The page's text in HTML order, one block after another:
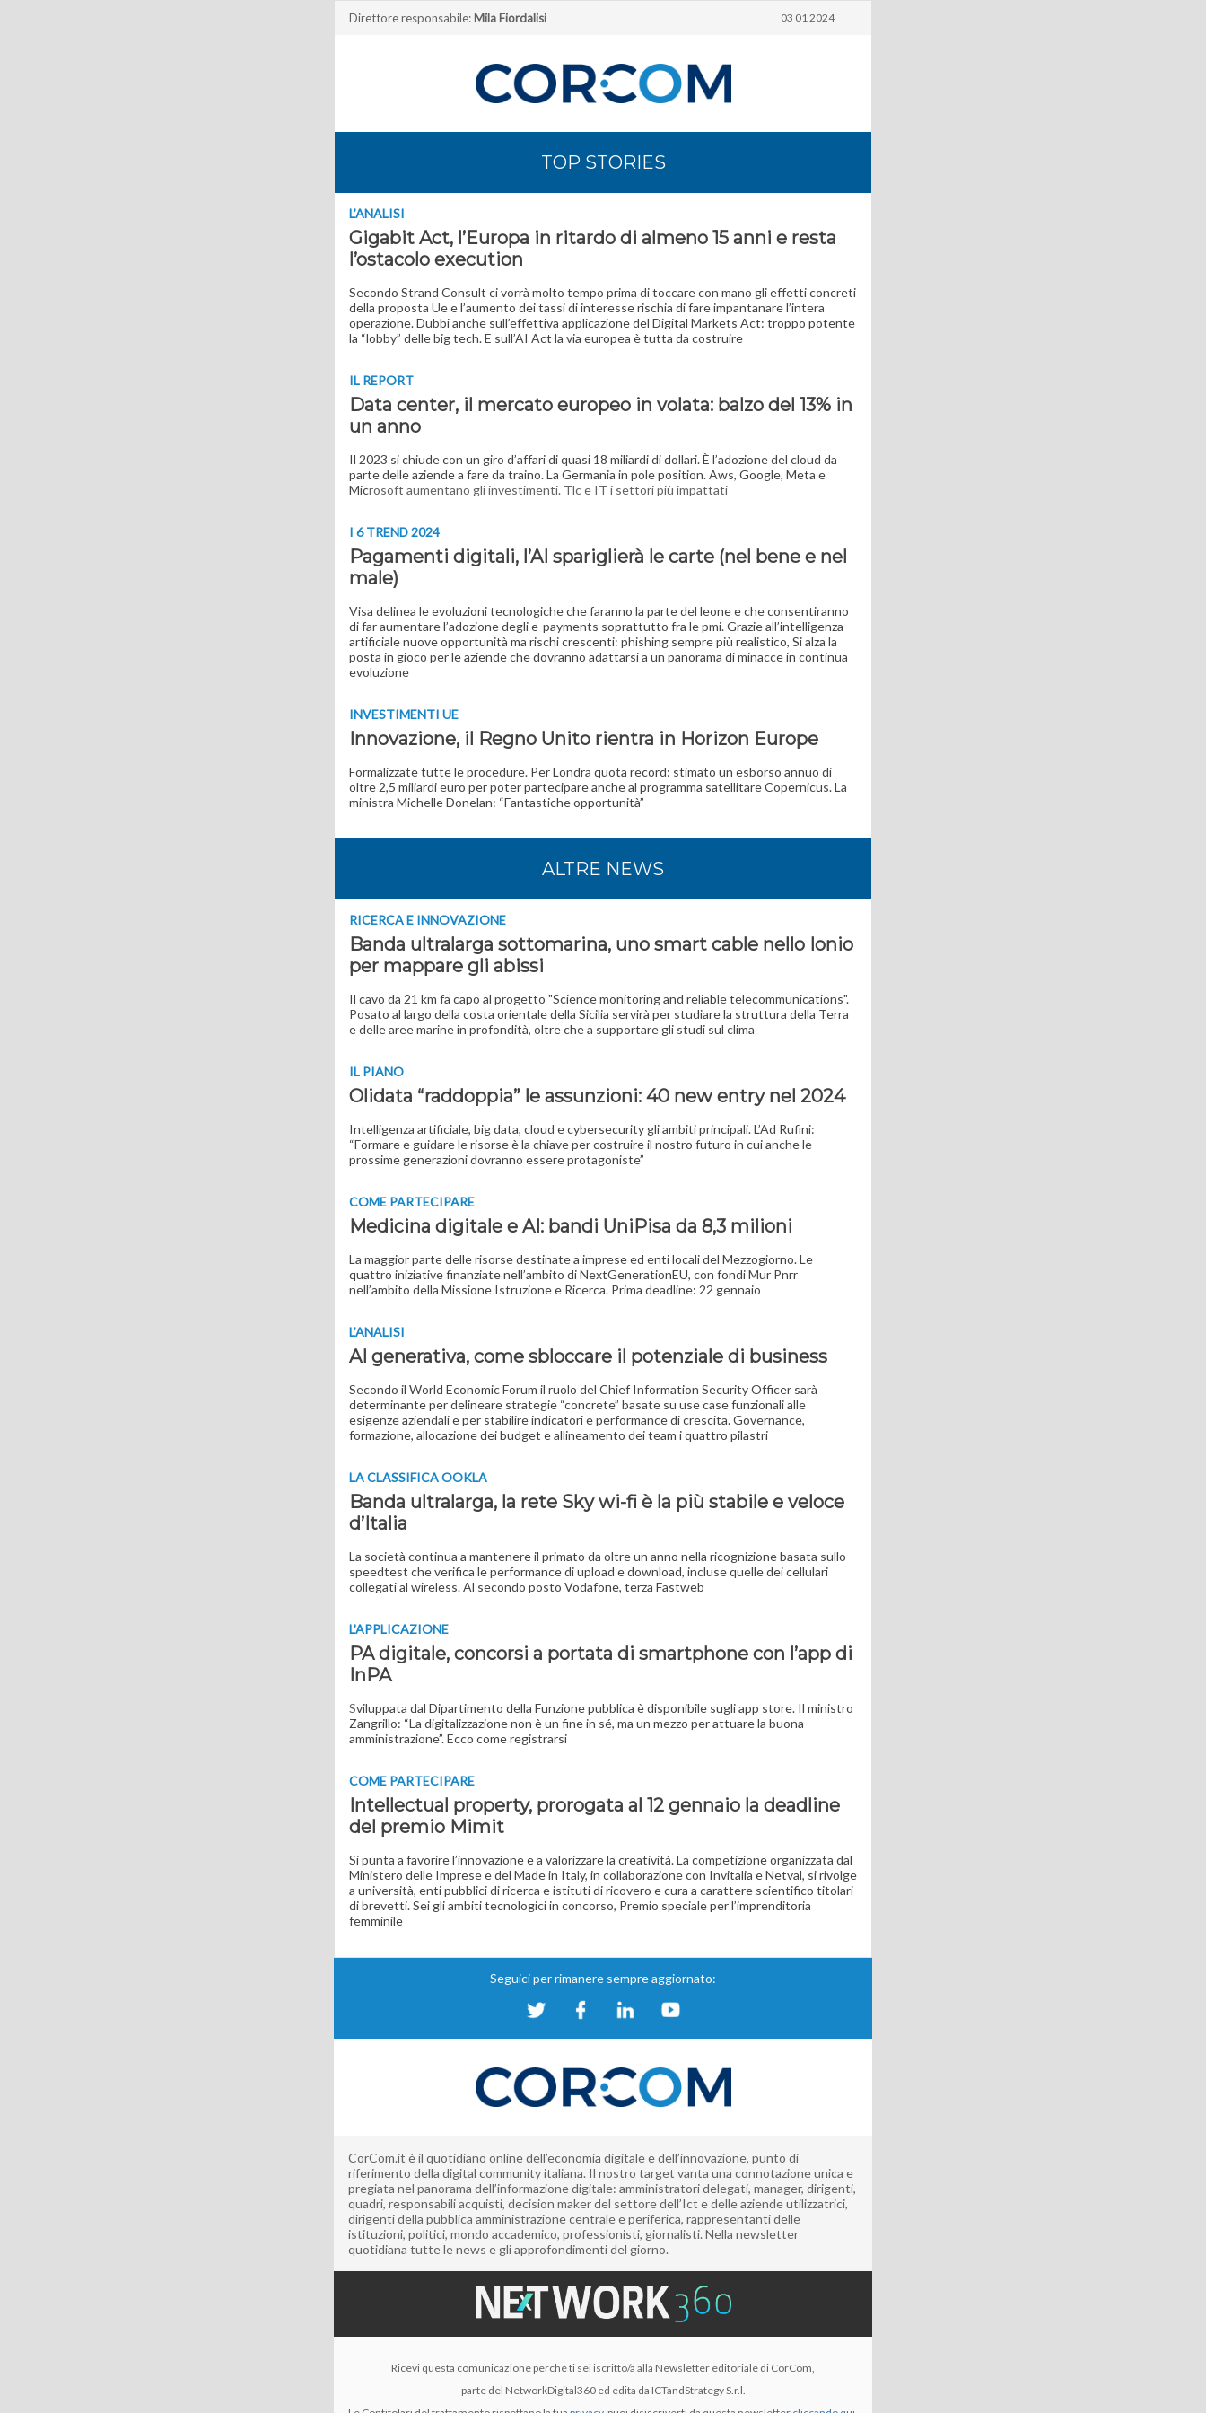
Direttore responsabile: Mila Fiordalisi 03 01 2024
TOP STORIES
L’ANALISI
Gigabit Act, l’Europa in ritardo di almeno 15 anni e resta
l’ostacolo execution
Secondo Strand Consult ci vorrà molto tempo prima di toccare con mano gli effetti concreti
della proposta Ue e l’aumento dei tassi di interesse rischia di fare impantanare l’intera
operazione. Dubbi anche sull’effettiva applicazione del Digital Markets Act: troppo potente
la “lobby” delle big tech. E sull’AI Act la via europea è tutta da costruire
IL REPORT
Data center, il mercato europeo in volata: balzo del 13% in
un anno
Il 2023 si chiude con un giro d’affari di quasi 18 miliardi di dollari. È l’adozione del cloud da
parte delle aziende a fare da traino. La Germania in pole position. Aws, Google, Meta e
Microsoft aumentano gli investimenti. Tlc e IT i settori più impattati
I 6 TREND 2024
Pagamenti digitali, l’AI spariglierà le carte (nel bene e nel
male)
Visa delinea le evoluzioni tecnologiche che faranno la parte del leone e che consentiranno
di far aumentare l’adozione degli e-payments soprattutto fra le pmi. Grazie all’intelligenza
artificiale nuove opportunità ma rischi crescenti: phishing sempre più realistico, Si alza la
posta in gioco per le aziende che dovranno adattarsi a un panorama di minacce in continua
evoluzione
INVESTIMENTI UE
Innovazione, il Regno Unito rientra in Horizon Europe
Formalizzate tutte le procedure. Per Londra quota record: stimato un esborso annuo di
oltre 2,5 miliardi euro per poter partecipare anche al programma satellitare Copernicus. La
ministra Michelle Donelan: “Fantastiche opportunità”
ALTRE NEWS
RICERCA E INNOVAZIONE
Banda ultralarga sottomarina, uno smart cable nello Ionio
per mappare gli abissi
Il cavo da 21 km fa capo al progetto "Science monitoring and reliable telecommunications".
Posato al largo della costa orientale della Sicilia servirà per studiare la struttura della Terra
e delle aree marine in profondità, oltre che a supportare gli studi sul clima
IL PIANO
Olidata “raddoppia” le assunzioni: 40 new entry nel 2024
Intelligenza artificiale, big data, cloud e cybersecurity gli ambiti principali. L’Ad Rufini:
“Formare e guidare le risorse è la chiave per costruire il nostro futuro in cui anche le
prossime generazioni dovranno essere protagoniste”
COME PARTECIPARE
Medicina digitale e AI: bandi UniPisa da 8,3 milioni
La maggior parte delle risorse destinate a imprese ed enti locali del Mezzogiorno. Le
quattro iniziative finanziate nell’ambito di NextGenerationEU, con fondi Mur Pnrr
nell’ambito della Missione Istruzione e Ricerca. Prima deadline: 22 gennaio
L’ANALISI
AI generativa, come sbloccare il potenziale di business
Secondo il World Economic Forum il ruolo del Chief Information Security Officer sarà
determinante per delineare strategie “concrete” basate su use case funzionali alle
esigenze aziendali e per stabilire indicatori e performance di crescita. Governance,
formazione, allocazione dei budget e allineamento dei team i quattro pilastri
LA CLASSIFICA OOKLA
Banda ultralarga, la rete Sky wi-fi è la più stabile e veloce
d’Italia
La società continua a mantenere il primato da oltre un anno nella ricognizione basata sullo
speedtest che verifica le performance di upload e download, incluse quelle dei cellulari
collegati al wireless. Al secondo posto Vodafone, terza Fastweb
L'APPLICAZIONE
PA digitale, concorsi a portata di smartphone con l’app di
InPA
Sviluppata dal Dipartimento della Funzione pubblica è disponibile sugli app store. Il ministro
Zangrillo: “La digitalizzazione non è un fine in sé, ma un mezzo per attuare la buona
amministrazione”. Ecco come registrarsi
COME PARTECIPARE
Intellectual property, prorogata al 12 gennaio la deadline
del premio Mimit
Si punta a favorire l’innovazione e a valorizzare la creatività. La competizione organizzata dal
Ministero delle Imprese e del Made in Italy, in collaborazione con Invitalia e Netval, si rivolge
a università, enti pubblici di ricerca e istituti di ricovero e cura a carattere scientifico titolari
di brevetti. Sei gli ambiti tecnologici in concorso, Premio speciale per l’imprenditoria
femminile
Seguici per rimanere sempre aggiornato:
CorCom.it è il quotidiano online dell’economia digitale e dell’innovazione, punto di
riferimento della digital community italiana. Il nostro target vanta una connotazione unica e
pregiata nel panorama dell’informazione digitale: amministratori delegati, manager, dirigenti,
quadri, responsabili acquisti, decision maker del settore dell’Ict e delle aziende utilizzatrici,
dirigenti della pubblica amministrazione centrale e periferica, rappresentanti delle
istituzioni, politici, mondo accademico, professionisti, giornalisti. Nella newsletter
quotidiana tutte le news e gli approfondimenti del giorno.
Ricevi questa comunicazione perché ti sei iscritto/a alla Newsletter editoriale di CorCom,
parte del NetworkDigital360 ed edita da ICTandStrategy S.r.l.